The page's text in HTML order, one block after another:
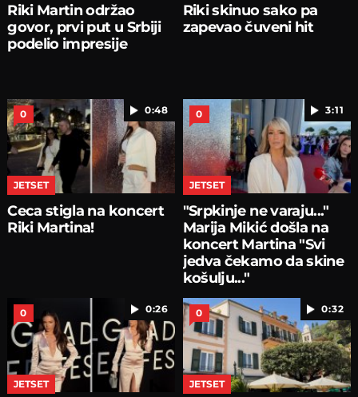
Riki Martin održao
govor, prvi put u Srbiji
podelio impresije
Riki skinuo sako pa
zapevao čuveni hit
0:48
0
JETSET
Ceca stigla na koncert
Riki Martina!
3:11
0
JETSET
"Srpkinje ne varaju..."
Marija Mikić došla na
koncert Martina "Svi
jedva čekamo da skine
košulju..."
0:26
0
JETSET
0:32
0
JETSET